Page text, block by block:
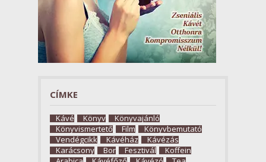
CÍMKE
Kávé Könyv
Könyvajánló
Könyvismertető
Film
Könyvbemutató
Vendégcikk
Kávéház
Kávézás
Karácsony
Bor Fesztivál
Koffein